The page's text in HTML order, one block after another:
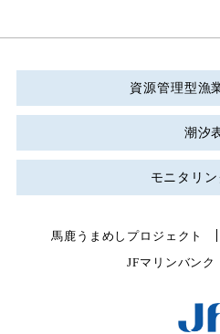
資源管理型漁
潮汐
モニタリ
馬鹿うまめしプロジェクト
JFマリンバンク